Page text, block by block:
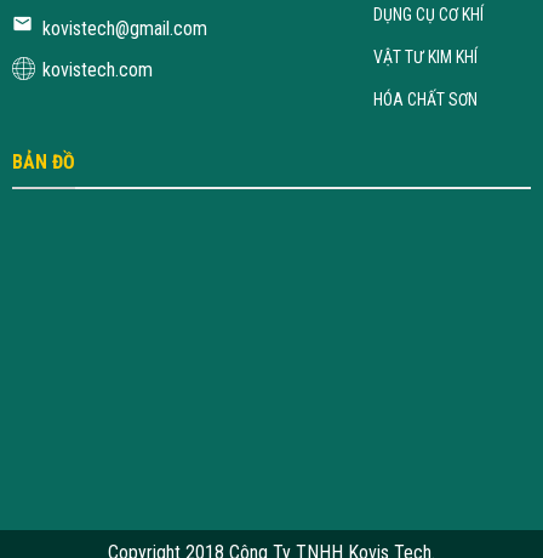
kovistech@gmail.com
kovistech.com
DỤNG CỤ CƠ KHÍ
VẬT TƯ KIM KHÍ
HÓA CHẤT SƠN
BẢN ĐỒ
Copyright 2018 Công Ty TNHH Kovis Tech.